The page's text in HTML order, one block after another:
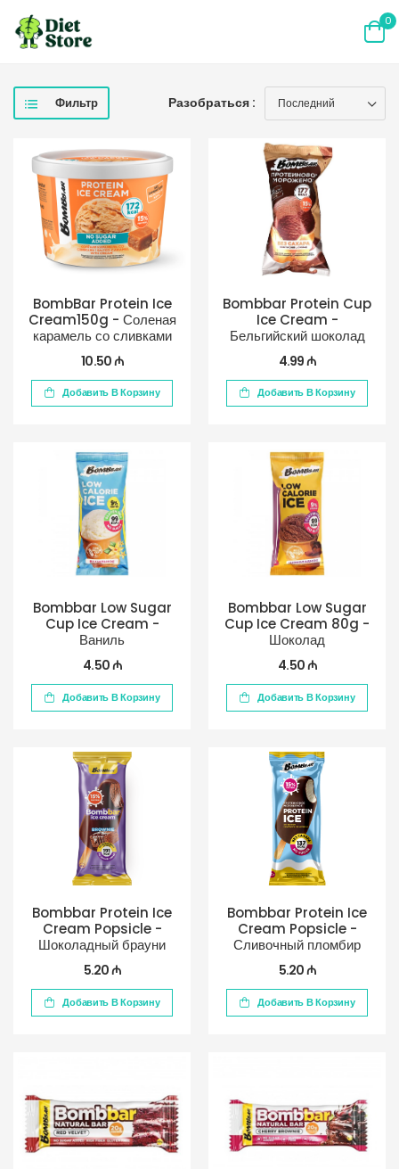
0
Фильтр Разобраться :
BombBar Protein Ice
Cream150g - Соленая
карамель со сливками
10.50 ₼
Добавить В Корзину
Bombbar Protein Cup
Ice Cream -
Бельгийский шоколад
4.99 ₼
Добавить В Корзину
Bombbar Low Sugar
Cup Ice Cream -
Ваниль
4.50 ₼
Добавить В Корзину
Bombbar Low Sugar
Cup Ice Cream 80g -
Шоколад
4.50 ₼
Добавить В Корзину
Bombbar Protein Ice
Cream Popsicle -
Шоколадный брауни
5.20 ₼
Добавить В Корзину
Bombbar Protein Ice
Cream Popsicle -
Сливочный пломбир
5.20 ₼
Добавить В Корзину